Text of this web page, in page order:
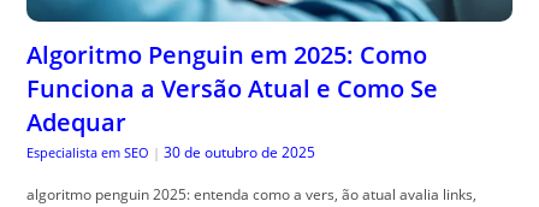
Algoritmo Penguin em 2025: Como
Funciona a Versão Atual e Como Se
Adequar
Especialista em SEO | 30 de outubro de 2025
algoritmo penguin 2025: entenda como a vers, ão atual avalia links,